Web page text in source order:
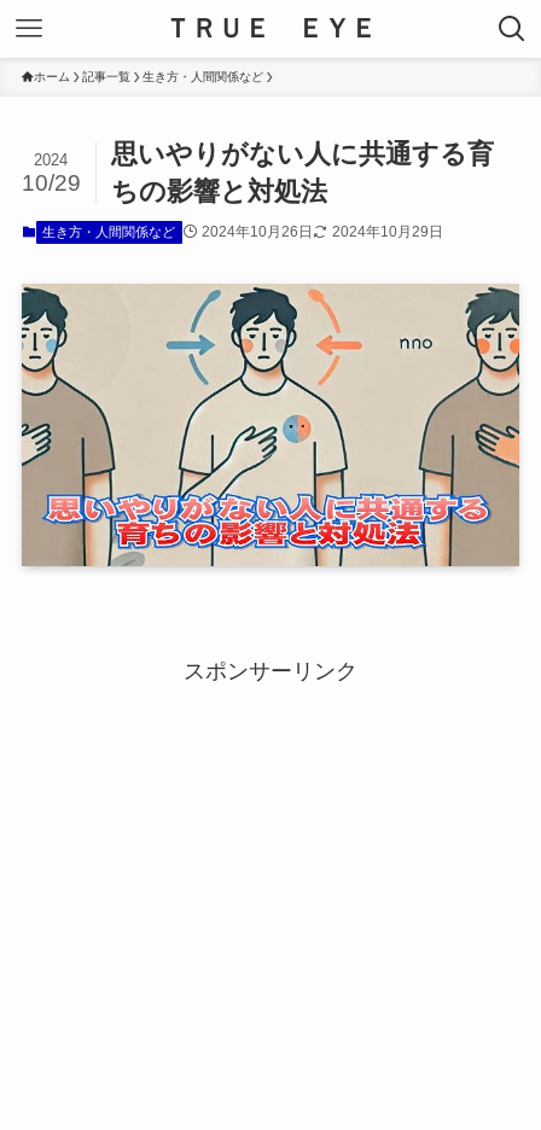
ＴＲＵＥ ＥＹＥ
ホーム 記事一覧 生き方・人間関係など
思いやりがない人に共通する育
ちの影響と対処法
2024
10/29
生き方・人間関係など 2024年10月26日 2024年10月29日
スポンサーリンク